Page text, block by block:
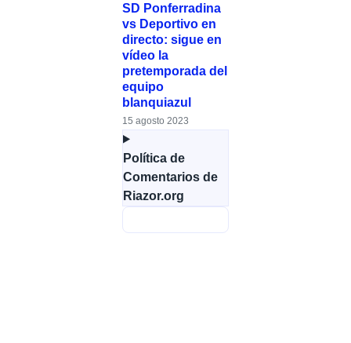
SD Ponferradina
vs Deportivo en
directo: sigue en
vídeo la
pretemporada del
equipo
blanquiazul
15 agosto 2023
Política de
Comentarios de
Riazor.org